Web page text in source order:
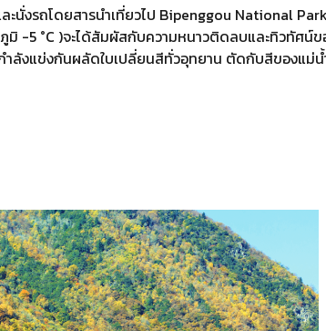
งรถโดยสารนำเที่ยวไป Bipenggou National
-5 °C )จะได้สัมผัสกับความหนาวติดลบและทิวทัศน์ข
งแข่งกันผลัดใบเปลี่ยนสีทั่วอุทยาน ตัดกับสีของแม่น้ำ